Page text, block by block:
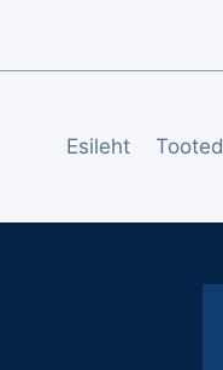
Esileht Tooted